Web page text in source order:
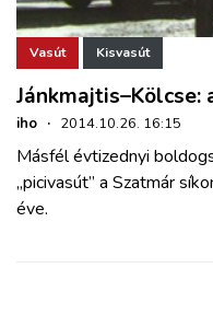
Vasút Kisvasút
Jánkmajtis–Kölcse:
iho · 2014.10.26. 16:15
Másfél évtizednyi
„picivasút” a Szatmár
éve.